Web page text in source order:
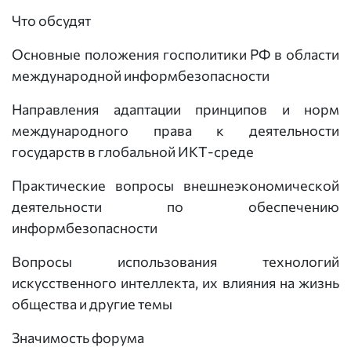
Что обсудят
Основные положения госполитики РФ в области
международной информбезопасности
Направления адаптации принципов и норм
международного права к деятельности
государств в глобальной ИКТ-среде
Практические вопросы внешнеэкономической
деятельности по обеспечению
информбезопасности
Вопросы использования технологий
искусственного интеллекта, их влияния на жизнь
общества и другие темы
Значимость форума